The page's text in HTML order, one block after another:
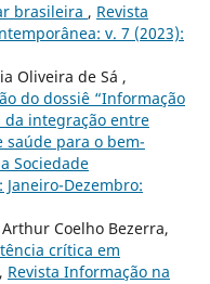
brasileira , Revista
v. 7 (2023):
Oliveira de Sá ,
do dossiê “Informação
da integração entre
saúde para o bem-
Sociedade
Janeiro-Dezembro:
Coelho Bezerra,
crítica em
, Revista Informação na